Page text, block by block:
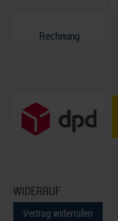
Rechnung
WIDERRUF
Vertrag widerrufen